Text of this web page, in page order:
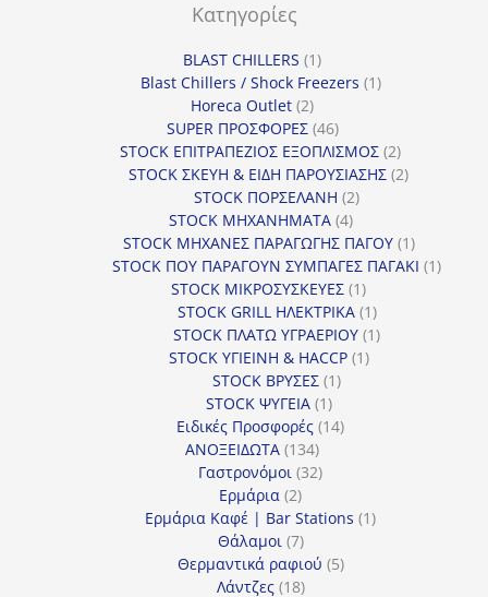
Κατηγορίες
BLAST CHILLERS 11
προϊόν
Blast Chillers / Shock Freezers 11
Horeca Outlet 22
προϊόντα
SUPER ΠΡΟΣΦΟΡΕΣ 4646
προϊόντα
STOCK ΕΠΙΤΡΑΠΕΖΙΟΣ ΕΞΟΠΛΙΣΜΟΣ 22
προϊόντα
STOCK ΣΚΕΥΗ & ΕΙΔΗ ΠΑΡΟΥΣΙΑΣΗΣ 22
STOCK ΠΟΡΣΕΛΑΝΗ 22
STOCK ΜΗΧΑΝΗΜΑΤΑ 44
προϊόντα
STOCK ΜΗΧΑΝΕΣ ΠΑΡΑΓΩΓΗΣ ΠΑΓΟΥ 11
προϊόν
STOCK ΠΟΥ ΠΑΡΑΓΟΥΝ ΣΥΜΠΑΓΕΣ ΠΑΓΑΚΙ 11
STOCK ΜΙΚΡΟΣΥΣΚΕΥΕΣ 11
προϊόν
STOCK GRILL ΗΛΕΚΤΡΙΚΑ 11
προϊόν
STOCK ΠΛΑΤΩ ΥΓΡΑΕΡΙΟΥ 11
STOCK ΥΓΙΕΙΝΗ & HACCP 11
STOCK ΒΡΥΣΕΣ 11
STOCK ΨΥΓΕΙΑ 11
προϊόν
Ειδικές Προσφορές 1414
ΑΝΟΞΕΙΔΩΤΑ 134134
προϊόντα
Γαστρονόμοι 3232
Ερμάρια 22
προϊόντα
Ερμάρια Καφέ | Bar Stations 11
Θάλαμοι 77
προϊόντα
Θερμαντικά ραφιού 55
Λάντζες 1818